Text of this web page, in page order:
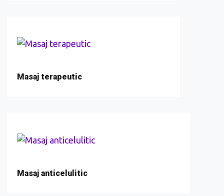
Masaj terapeutic
Masaj anticelulitic